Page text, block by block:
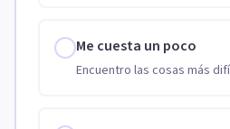
Me cuesta un poco
Encuentro las cosas más